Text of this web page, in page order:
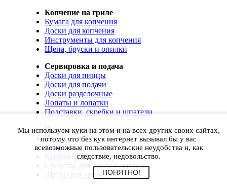
Копчение на гриле
Бумага для копчения
Доски для копчения
Инструменты для копчения
Щепа, бруски и опилки
Сервировка и подача
Доски для пиццы
Доски для подачи
Доски разделочные
Лопаты и лопатки
Подставки, скребки и шпатели
Чистка, уход и хранение
Чехлы и сумки
Коврики для гриля
Корючки для инструментов
Средства для ухода и чистки
Щетки для гриля
Мы используем куки на этом и на всех других своих сайтах,
потому что без кук интернет вызывал бы у вас
всевозможные пользовательские неудобства и, как
следствие, недовольство.
ПОНЯТНО!